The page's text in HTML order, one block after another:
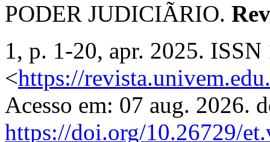
PODER JUDICIÃRIO.
1, p. 1-20, apr. 2025.
<https://
Acesso em: 07 aug. 2026.
https://doi.org/10.26729/